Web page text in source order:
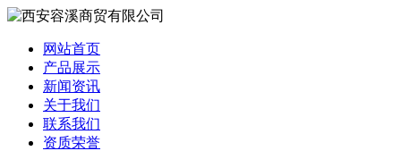
网站首页
产品展示
新闻资讯
关于我们
联系我们
资质荣誉